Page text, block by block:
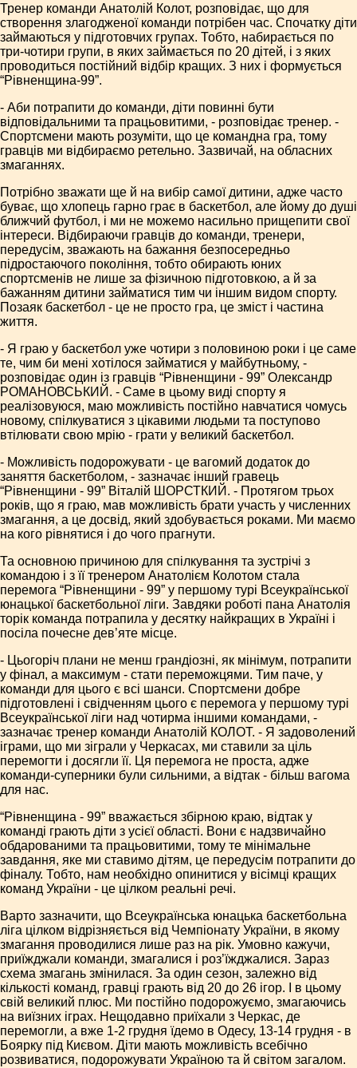
Тренер команди Анатолій Колот, розповідає, що для
створення злагодженої команди потрібен час. Спочатку діти
займаються у підготовчих групах. Тобто, набирається по
три-чотири групи, в яких займається по 20 дітей, і з яких
проводиться постійний відбір кращих. З них і формується
“Рівненщина-99”.
- Аби потрапити до команди, діти повинні бути
відповідальними та працьовитими, - розповідає тренер. -
Спортсмени мають розуміти, що це командна гра, тому
гравців ми відбираємо ретельно. Зазвичай, на обласних
змаганнях.
Потрібно зважати ще й на вибір самої дитини, адже часто
буває, що хлопець гарно грає в баскетбол, але йому до душі
ближчий футбол, і ми не можемо насильно прищепити свої
інтереси. Відбираючи гравців до команди, тренери,
передусім, зважають на бажання безпосередньо
підростаючого покоління, тобто обирають юних
спортсменів не лише за фізичною підготовкою, а й за
бажанням дитини займатися тим чи іншим видом спорту.
Позаяк баскетбол - це не просто гра, це зміст і частина
життя.
- Я граю у баскетбол уже чотири з половиною роки і це саме
те, чим би мені хотілося займатися у майбутньому, -
розповідає один із гравців “Рівненщини - 99” Олександр
РОМАНОВСЬКИЙ. - Саме в цьому виді спорту я
реалізовуюся, маю можливість постійно навчатися чомусь
новому, спілкуватися з цікавими людьми та поступово
втілювати свою мрію - грати у великий баскетбол.
- Можливість подорожувати - це вагомий додаток до
заняття баскетболом, - зазначає інший гравець
“Рівненщини - 99” Віталій ШОРСТКИЙ. - Протягом трьох
років, що я граю, мав можливість брати участь у численних
змагання, а це досвід, який здобувається роками. Ми маємо
на кого рівнятися і до чого прагнути.
Та основною причиною для спілкування та зустрічі з
командою і з її тренером Анатолієм Колотом стала
перемога “Рівненщини - 99” у першому турі Всеукраїнської
юнацької баскетбольної ліги. Завдяки роботі пана Анатолія
торік команда потрапила у десятку найкращих в Україні і
посіла почесне дев’яте місце.
- Цьогоріч плани не менш грандіозні, як мінімум, потрапити
у фінал, а максимум - стати переможцями. Тим паче, у
команди для цього є всі шанси. Спортсмени добре
підготовлені і свідченням цього є перемога у першому турі
Всеукраїнської ліги над чотирма іншими командами, -
зазначає тренер команди Анатолій КОЛОТ. - Я задоволений
іграми, що ми зіграли у Черкасах, ми ставили за ціль
перемогти і досягли її. Ця перемога не проста, адже
команди-суперники були сильними, а відтак - більш вагома
для нас.
“Рівненщина - 99” вважається збірною краю, відтак у
команді грають діти з усієї області. Вони є надзвичайно
обдарованими та працьовитими, тому те мінімальне
завдання, яке ми ставимо дітям, це передусім потрапити до
фіналу. Тобто, нам необхідно опинитися у вісімці кращих
команд України - це цілком реальні речі.
Варто зазначити, що Всеукраїнська юнацька баскетбольна
ліга цілком відрізняється від Чемпіонату України, в якому
змагання проводилися лише раз на рік. Умовно кажучи,
приїжджали команди, змагалися і роз’їжджалися. Зараз
схема змагань змінилася. За один сезон, залежно від
кількості команд, гравці грають від 20 до 26 ігор. І в цьому
свій великий плюс. Ми постійно подорожуємо, змагаючись
на виїзних іграх. Нещодавно приїхали з Черкас, де
перемогли, а вже 1-2 грудня їдемо в Одесу, 13-14 грудня - в
Боярку під Києвом. Діти мають можливість всебічно
розвиватися, подорожувати Україною та й світом загалом.